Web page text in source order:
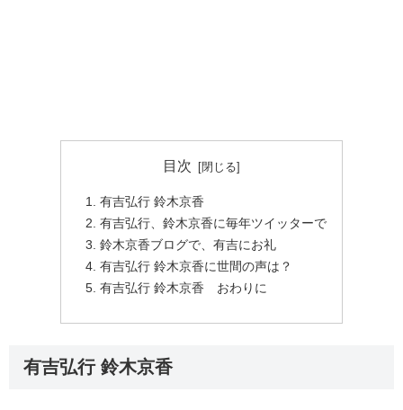
目次
有吉弘行 鈴木京香
有吉弘行、鈴木京香に毎年ツイッターで
鈴木京香ブログで、有吉にお礼
有吉弘行 鈴木京香に世間の声は？
有吉弘行 鈴木京香 おわりに
有吉弘行 鈴木京香